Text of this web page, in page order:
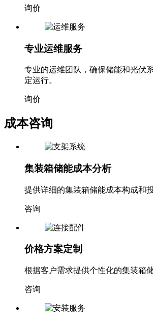
询价
专业运维服务
专业的运维团队，确保储能和光伏
定运行。
询价
成本咨询
集装箱储能成本分析
提供详细的集装箱储能成本构成和
咨询
价格方案定制
根据客户需求提供个性化的集装箱
咨询